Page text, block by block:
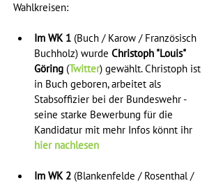
Wahlkreisen:
Im WK 1 (Buch / Karow / Französisch
Buchholz) wurde Christoph "Louis"
Göring (Twitter) gewählt. Christoph ist
in Buch geboren, arbeitet als
Stabsoffizier bei der Bundeswehr -
seine starke Bewerbung für die
Kandidatur mit mehr Infos könnt ihr
hier nachlesen
Im WK 2 (Blankenfelde / Rosenthal /